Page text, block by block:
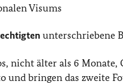
Visums
unterschriebene
nicht älter als 6 Monate,
und bringen das zweite